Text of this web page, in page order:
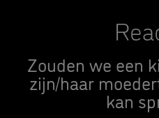
Zouden we een
zijn/haar
kan